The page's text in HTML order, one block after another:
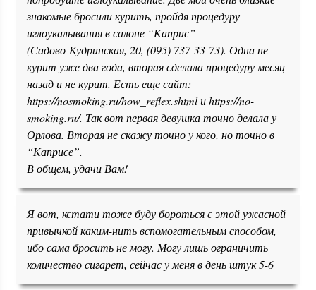
знакомые бросили курить, пройдя процедуру
иглоукалывания в салоне “Каприс”
(Садово-Кудринская, 20, (095) 737-33-73). Одна не
курит уже два года, вторая сделала процедуру месяц
назад и не курит. Есть еще сайт:
https://nosmoking.ru/how_reflex.shtml и https://no-
smoking.ru/. Так вот первая девушка точно делала у
Орлова. Вторая не скажу точно у кого, но точно в
“Каприсе”.
В общем, удачи Вам!
Я вот, кстати тоже буду бороться с этой ужасной
привычкой каким-нить вспомогательным способом,
ибо сама бросить не могу. Могу лишь ограничить
количество сигарет, сейчас у меня в день штук 5-6